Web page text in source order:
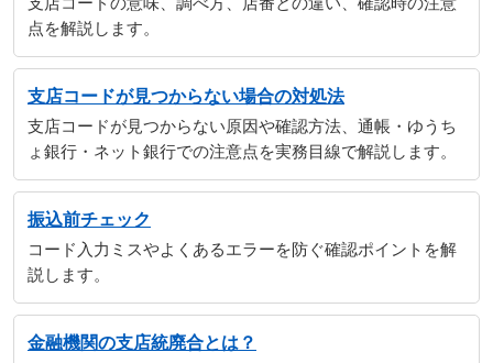
点を解説します。
支店コードが見つからない場合の対処法
支店コードが見つからない原因や確認方法、通帳・ゆうち
ょ銀行・ネット銀行での注意点を実務目線で解説します。
振込前チェック
コード入力ミスやよくあるエラーを防ぐ確認ポイントを解
説します。
金融機関の支店統廃合とは？